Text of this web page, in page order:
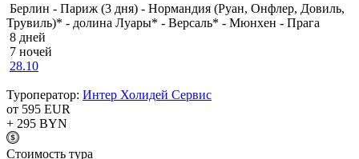
Берлин - Париж (3 дня) - Нормандия (Руан, Онфлер, Довиль,
Трувиль)* - долина Луары* - Версаль* - Мюнхен - Прага
8 дней
7 ночей
28.10
Туроператор: Интер Холидей Сервис
от 595 EUR
+ 295 BYN
Cтоимость тура